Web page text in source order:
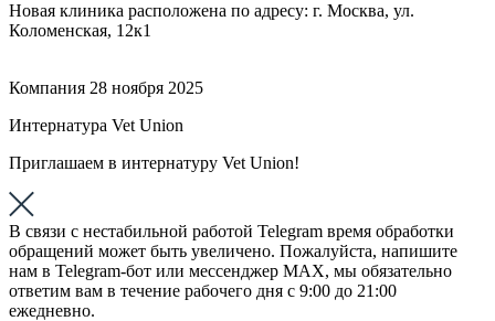
Новая клиника расположена по адресу: г. Москва, ул.
Коломенская, 12к1
Компания 28 ноября 2025
Интернатура Vet Union
Приглашаем в интернатуру Vet Union!
В связи с нестабильной работой Telegram время обработки
обращений может быть увеличено. Пожалуйста, напишите
нам в Telegram-бот или мессенджер МАХ, мы обязательно
ответим вам в течение рабочего дня с 9:00 до 21:00
ежедневно.